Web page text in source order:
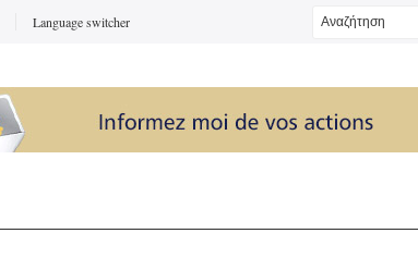
Language switcher